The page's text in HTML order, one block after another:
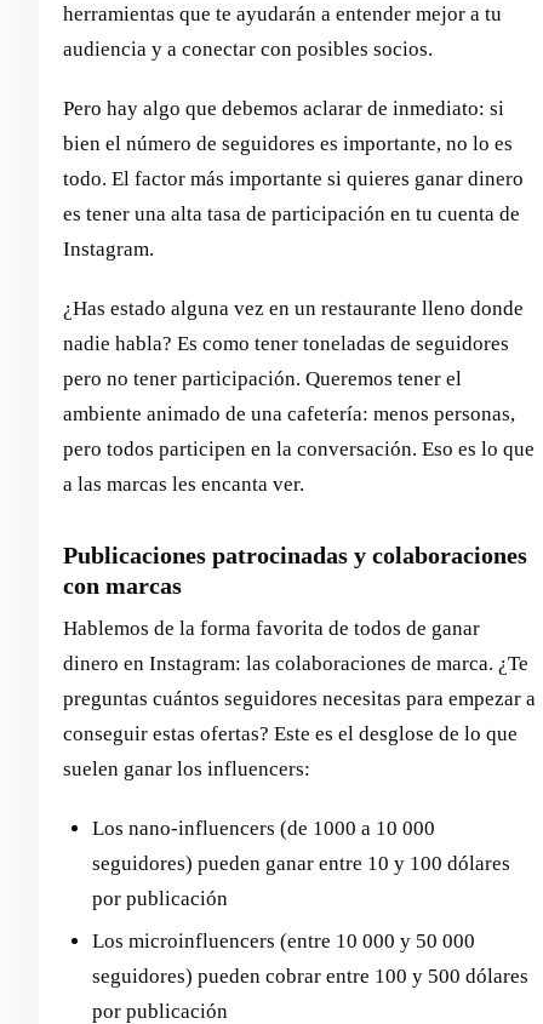
herramientas que te ayudarán a entender mejor a tu
audiencia y a conectar con posibles socios.
Pero hay algo que debemos aclarar de inmediato: si
bien el número de seguidores es importante, no lo es
todo. El factor más importante si quieres ganar dinero
es tener una alta tasa de participación en tu cuenta de
Instagram.
¿Has estado alguna vez en un restaurante lleno donde
nadie habla? Es como tener toneladas de seguidores
pero no tener participación. Queremos tener el
ambiente animado de una cafetería: menos personas,
pero todos participen en la conversación. Eso es lo que
a las marcas les encanta ver.
Publicaciones patrocinadas y colaboraciones
con marcas
Hablemos de la forma favorita de todos de ganar
dinero en Instagram: las colaboraciones de marca. ¿Te
preguntas cuántos seguidores necesitas para empezar a
conseguir estas ofertas? Este es el desglose de lo que
suelen ganar los influencers:
Los nano-influencers (de 1000 a 10 000
seguidores) pueden ganar entre 10 y 100 dólares
por publicación
Los microinfluencers (entre 10 000 y 50 000
seguidores) pueden cobrar entre 100 y 500 dólares
por publicación